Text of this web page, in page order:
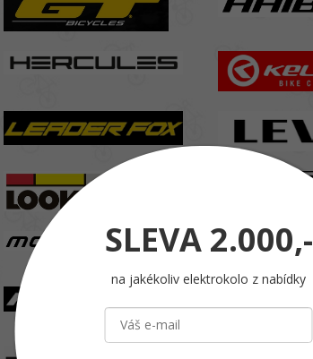
SLEVA 2.000,-
na jakékoliv elektrokolo z nabídky